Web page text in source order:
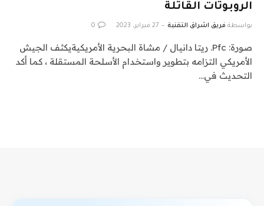
الروبوتات القاتلة
بواسطة فريق اشراق التقنية 27 فبراير، 2023 0
صورة: Pfc. ريتا دانيال / مشاة البحرية الأمريكيةيكثف الجيش
الأمريكي التزامه بتطوير واستخدام الأسلحة المستقلة ، كما أكد
التحديث في…